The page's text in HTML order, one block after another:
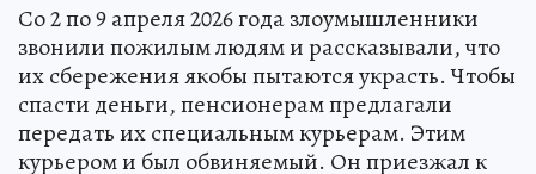
Со 2 по 9 апреля 2026 года злоумышленники
звонили пожилым людям и рассказывали, что
их сбережения якобы пытаются украсть. Чтобы
спасти деньги, пенсионерам предлагали
передать их специальным курьерам. Этим
курьером и был обвиняемый. Он приезжал к